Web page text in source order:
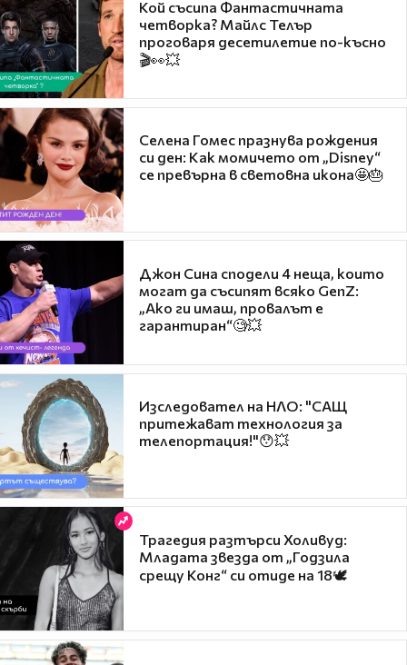
Кой съсипа Фантастичната
четворка? Майлс Телър
проговаря десетилетие по-късно
🎬👀💥
Селена Гомес празнува рождения
си ден: Как момичето от „Disney“
се превърна в световна икона🤩🎂
Джон Сина сподели 4 неща, които
могат да съсипят всяко GenZ:
„Ако ги имаш, провалът е
гарантиран“🧐💥
Изследовател на НЛО: "САЩ
притежават технология за
телепортация!"😯💥
Трагедия разтърси Холивуд:
Младата звезда от „Годзила
срещу Конг“ си отиде на 18🕊️